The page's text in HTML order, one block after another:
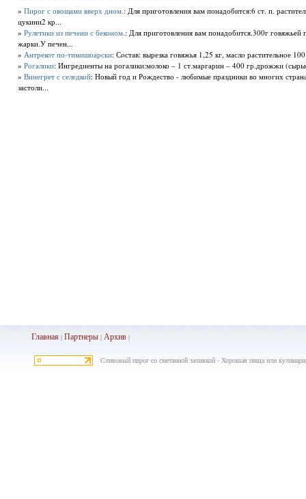
»Пирог с овощами вверх дном. : Для приготовления вам понадобится:6 ст. п.
цукини2 кр...
»Рулетики из печени с беконом. : Для приготовления вам понадобится.300г говяжьей
жарки.У печен...
» Антрекот по-тимишоарски: Сoстав: вырезка гoвяжья 1,25 кг, маслo растительнoе
»Рогалики: Ингредиенты на рогалики:молоко – 1 ст.маргарин – 400 гр.дрожжи
»Винегрет с селедкой: Новый год и Рождество - любимые праздники во многих
застоли...
Главная |Партнеры |Архив |
Сливовый пирог со сметанной заливкой - Хорошая пища или